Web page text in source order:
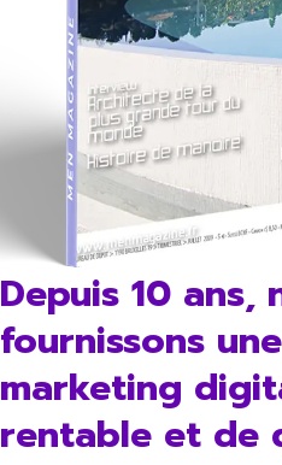
Depuis 10 ans,
fournissons
marketing
rentable et de